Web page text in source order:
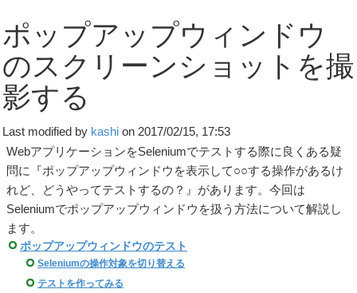
ポップアップウィンドウ
のスクリーンショットを撮
影する
Last modified by kashi on 2017/02/15, 17:53
WebアプリケーションをSeleniumでテストする際に良くある疑
問に『ポップアップウィンドウを表示して○○する操作があるけ
れど、どうやってテストするの？』があります。今回は
Seleniumでポップアップウィンドウを扱う方法について解説し
ます。
ポップアップウィンドウのテスト
Seleniumの操作対象を切り替える
テストを作ってみる